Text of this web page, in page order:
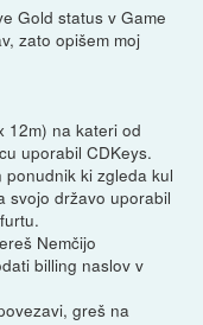
Gold status v Game
zato opišem moj
12m) na kateri od
uporabil CDKeys.
ponudnik ki zgleda kul
svojo državo uporabil
Nemčijo
billing naslov v
greš na